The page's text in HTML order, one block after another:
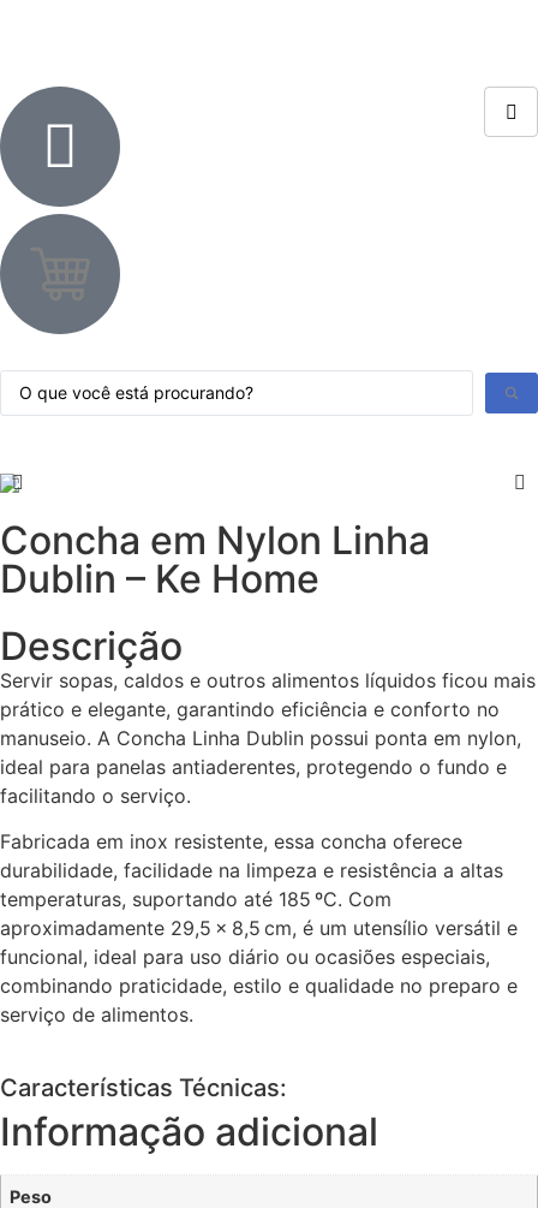
Concha em Nylon Linha
Dublin – Ke Home
Descrição
Servir sopas, caldos e outros alimentos líquidos ficou mais
prático e elegante, garantindo eficiência e conforto no
manuseio. A Concha Linha Dublin possui ponta em nylon,
ideal para panelas antiaderentes, protegendo o fundo e
facilitando o serviço.
Fabricada em inox resistente, essa concha oferece
durabilidade, facilidade na limpeza e resistência a altas
temperaturas, suportando até 185 ºC. Com
aproximadamente 29,5 x 8,5 cm, é um utensílio versátil e
funcional, ideal para uso diário ou ocasiões especiais,
combinando praticidade, estilo e qualidade no preparo e
serviço de alimentos.
Características Técnicas:
Informação adicional
Peso